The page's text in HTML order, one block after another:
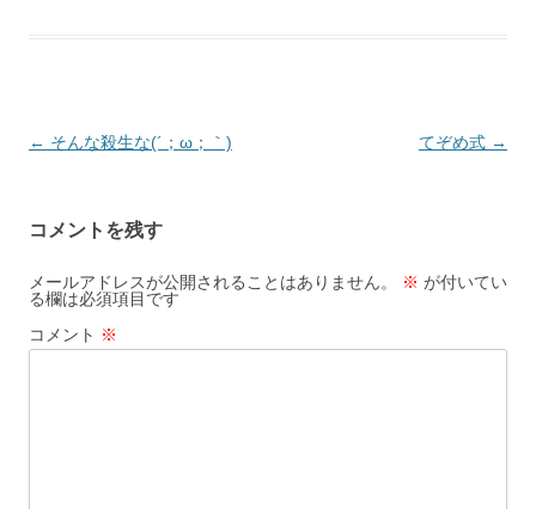
投
ビ
ゲ
ー
シ
← そんな殺生な(´；ω；｀) てぞめ式 →
コメントを残す
メールアドレスが公開されることはありません。 ※ が付いてい
る欄は必須項目です
コメント ※